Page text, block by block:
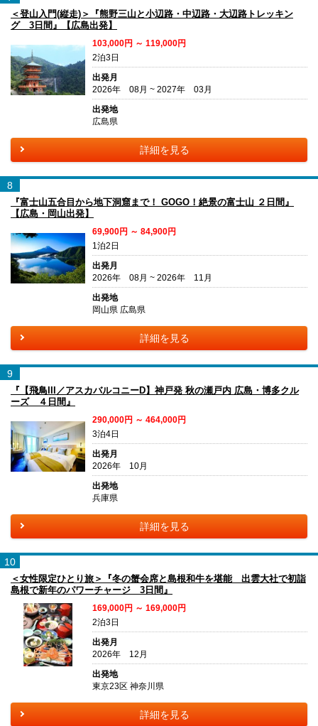
＜登山入門(縦走)＞『熊野三山と小辺路・中辺路・大辺路トレッキン
グ 3日間』【広島出発】
103,000円 ～ 119,000円
2泊3日
出発月
2026年 08月 ~ 2027年 03月
出発地
広島県
詳細を見る
8
『富士山五合目から地下洞窟まで！ GOGO！絶景の富士山 ２日間』
【広島・岡山出発】
69,900円 ～ 84,900円
1泊2日
出発月
2026年 08月 ~ 2026年 11月
出発地
岡山県 広島県
詳細を見る
9
『【飛鳥III／アスカバルコニーD】神戸発 秋の瀬戸内 広島・博多クル
ーズ ４日間』
290,000円 ～ 464,000円
3泊4日
出発月
2026年 10月
出発地
兵庫県
詳細を見る
10
＜女性限定ひとり旅＞『冬の蟹会席と島根和牛を堪能 出雲大社で初詣
島根で新年のパワーチャージ 3日間』
169,000円 ～ 169,000円
2泊3日
出発月
2026年 12月
出発地
東京23区 神奈川県
詳細を見る